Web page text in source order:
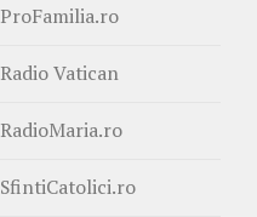
ProFamilia.ro
Radio Vatican
RadioMaria.ro
SfintiCatolici.ro